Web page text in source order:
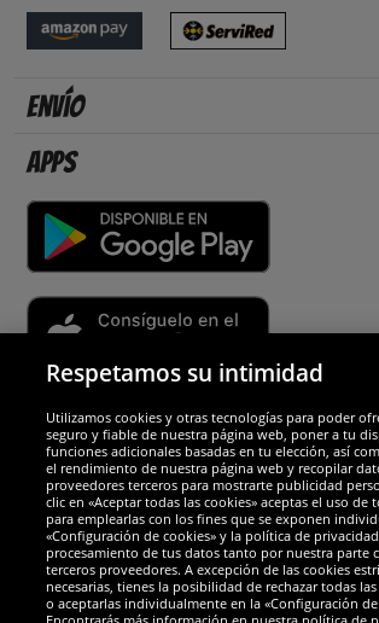
Envío
Apps
Socios y seguridad
Galardones
Respetamos su intimidad
Utilizamos cookies y otras tecnologías para poder
seguro y fiable de nuestra página web, poner a tu
funciones adicionales basadas en tu elección, así
el rendimiento de nuestra página web y recopilar
proveedores terceros para mostrarte publicidad
clic en «Aceptar todas las cookies» aceptas el uso de
para emplearlas con los fines que se exponen
«Configuración de cookies» y la política de
procesamiento de tus datos tanto por nuestra parte
terceros proveedores. A excepción de las cookies
necesarias, tienes la posibilidad de rechazar todas
o aceptarlas individualmente en la «Configuración de